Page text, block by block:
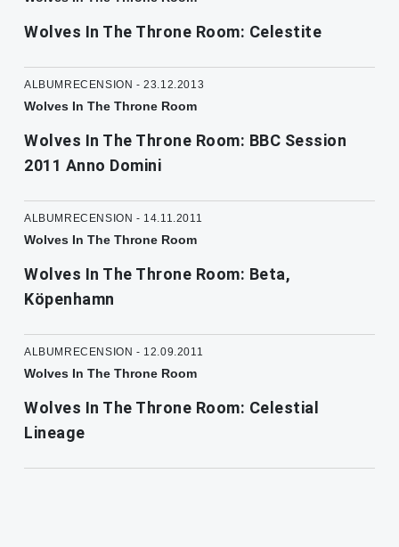
Wolves In The Throne Room: Celestite
ALBUMRECENSION - 23.12.2013
Wolves In The Throne Room
Wolves In The Throne Room: BBC Session
2011 Anno Domini
ALBUMRECENSION - 14.11.2011
Wolves In The Throne Room
Wolves In The Throne Room: Beta,
Köpenhamn
ALBUMRECENSION - 12.09.2011
Wolves In The Throne Room
Wolves In The Throne Room: Celestial
Lineage